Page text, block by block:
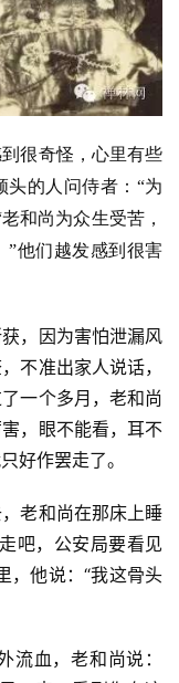
很奇怪，心里有些
头的人问侍者：“为
和尚为众生受苦，
”他们越发感到很害
，因为害怕泄漏风
不准出家人说话，
一个多月，老和尚
，眼不能看，耳不
好作罢走了。
老和尚在那床上睡
吧，公安局要看见
，他说：“我这骨头
流血，老和尚说：